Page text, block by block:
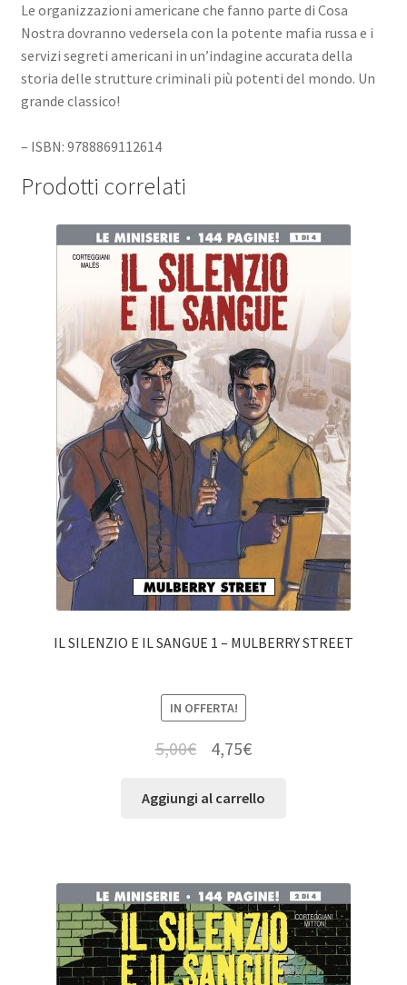
Le organizzazioni americane che fanno parte di Cosa
Nostra dovranno vedersela con la potente mafia russa e i
servizi segreti americani in un’indagine accurata della
storia delle strutture criminali più potenti del mondo. Un
grande classico!
– ISBN: 9788869112614
Prodotti correlati
IL SILENZIO E IL SANGUE 1 – MULBERRY STREET
IN OFFERTA!
5,00€ 4,75€
Aggiungi al carrello